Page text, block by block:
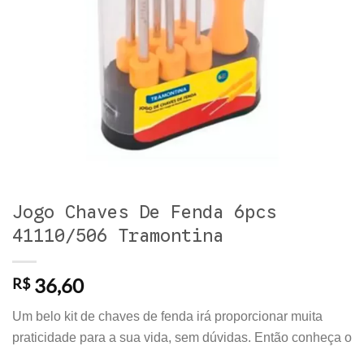
Jogo Chaves De Fenda 6pcs
41110/506 Tramontina
R$36,60
Um belo kit de chaves de fenda irá proporcionar muita
praticidade para a sua vida, sem dúvidas. Então conheça o